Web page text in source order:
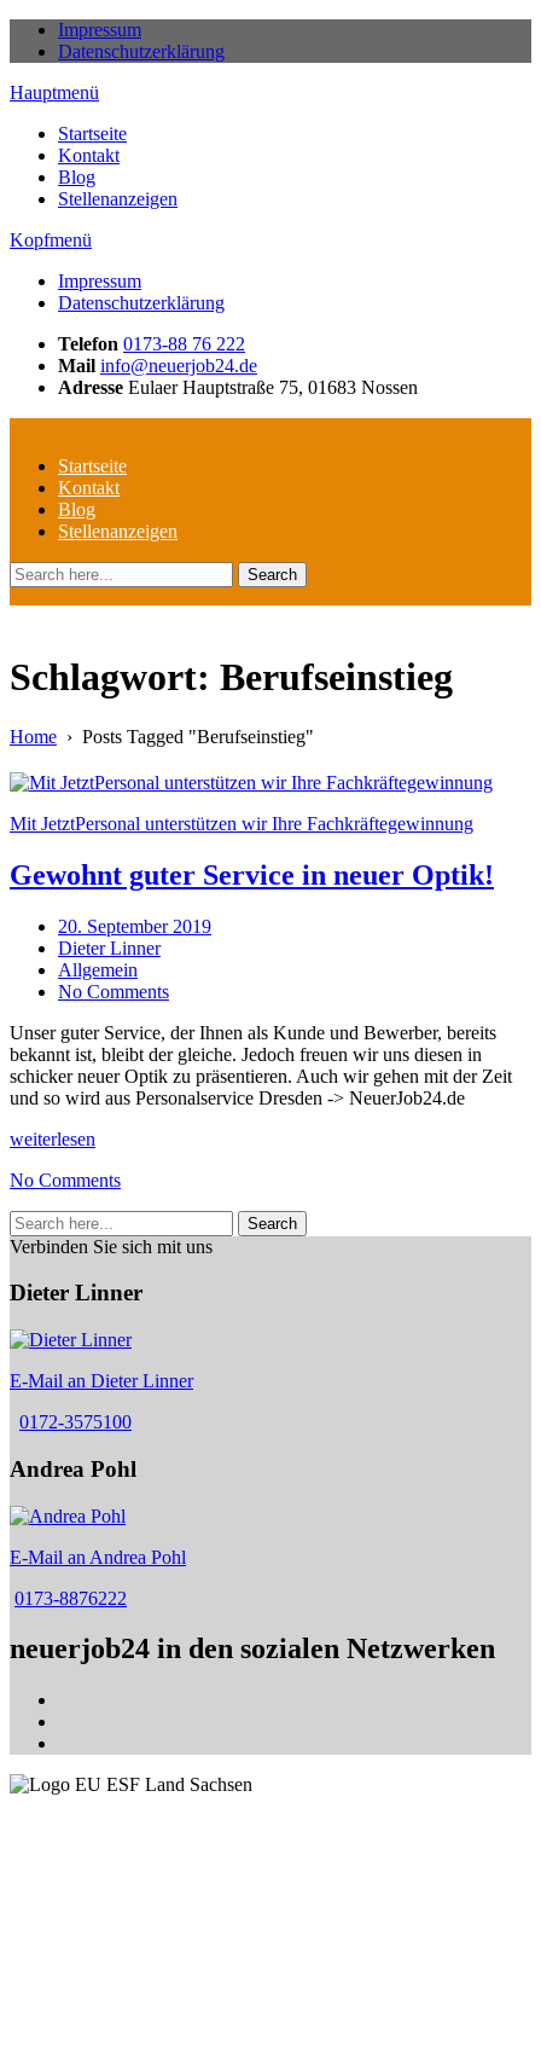
Skip
Impressum
Datenschutzerklärung
Hauptmenü
Startseite
Kontakt
Blog
Stellenanzeigen
Kopfmenü
Impressum
Datenschutzerklärung
Personalservice Andrea Pohl
in Deutschland für Sie 24×7 im Einsatz
Telefon 0173-88 76 222
Mail info@neuerjob24.de
Adresse Eulaer Hauptstraße 75, 01683 Nossen
Startseite
Kontakt
Blog
Stellenanzeigen
Search
Schlagwort: Berufseinstieg
Home › Posts Tagged "Berufseinstieg"
Mit JetztPersonal unterstützen wir Ihre Fachkräftegewinnung
Gewohnt guter Service in neuer Optik!
20. September 2019
Dieter Linner
Allgemein
No Comments
Unser guter Service, der Ihnen als Kunde und Bewerber, bereits
bekannt ist, bleibt der gleiche. Jedoch freuen wir uns diesen in
schicker neuer Optik zu präsentieren. Auch wir gehen mit der Zeit
und so wird aus Personalservice Dresden -> NeuerJob24.de
weiterlesen
No Comments
Search
Verbinden Sie sich mit uns
Dieter Linner
E-Mail an Dieter Linner
0172-3575100
Andrea Pohl
E-Mail an Andrea Pohl
0173-8876222
neuerjob24 in den sozialen Netzwerken